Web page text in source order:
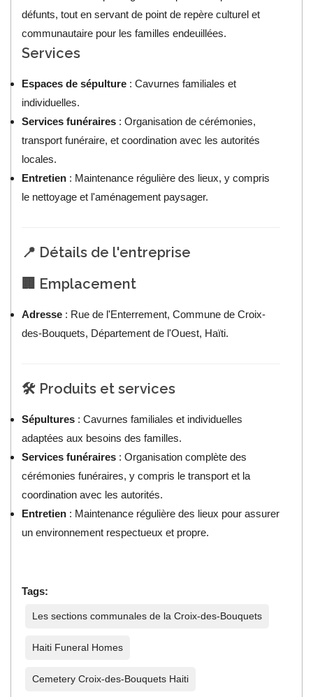
défunts, tout en servant de point de repère culturel et
communautaire pour les familles endeuillées.
Services
Espaces de sépulture : Cavurnes familiales et
individuelles.
Services funéraires : Organisation de cérémonies,
transport funéraire, et coordination avec les autorités
locales.
Entretien : Maintenance régulière des lieux, y compris
le nettoyage et l'aménagement paysager.
📍 Détails de l'entreprise
🏢 Emplacement
Adresse : Rue de l'Enterrement, Commune de Croix-
des-Bouquets, Département de l'Ouest, Haïti.
🛠️ Produits et services
Sépultures : Cavurnes familiales et individuelles
adaptées aux besoins des familles.
Services funéraires : Organisation complète des
cérémonies funéraires, y compris le transport et la
coordination avec les autorités.
Entretien : Maintenance régulière des lieux pour assurer
un environnement respectueux et propre.
Tags:
Les sections communales de la Croix-des-Bouquets
Haiti Funeral Homes
Cemetery Croix-des-Bouquets Haiti